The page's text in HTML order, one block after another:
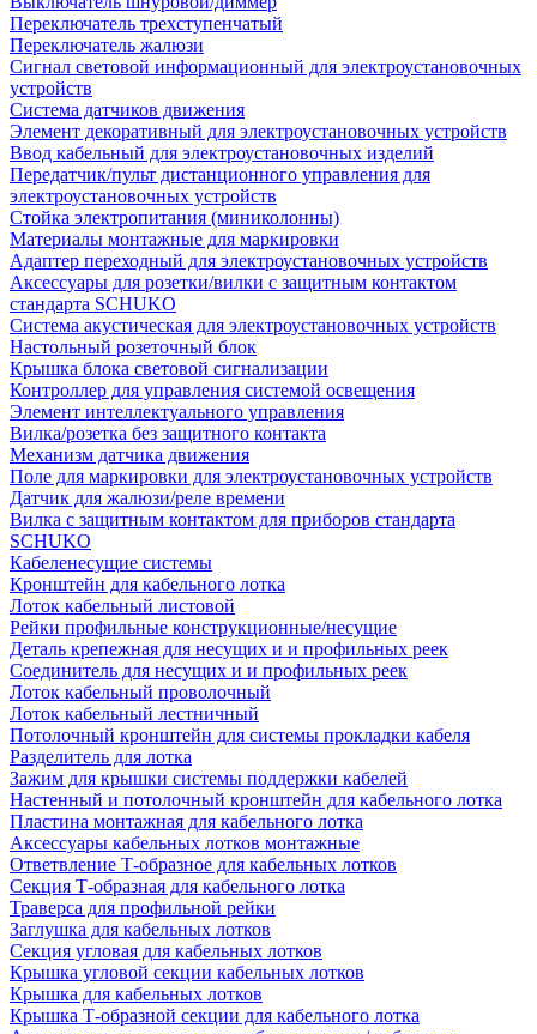
Переключатель трехступенчатый
Переключатель жалюзи
Сигнал световой информационный для электроустановочных
устройств
Система датчиков движения
Элемент декоративный для электроустановочных устройств
Ввод кабельный для электроустановочных изделий
Передатчик/пульт дистанционного управления для
электроустановочных устройств
Стойка электропитания (миниколонны)
Материалы монтажные для маркировки
Адаптер переходный для электроустановочных устройств
Аксессуары для розетки/вилки с защитным контактом
стандарта SCHUKO
Система акустическая для электроустановочных устройств
Настольный розеточный блок
Крышка блока световой сигнализации
Контроллер для управления системой освещения
Элемент интеллектуального управления
Вилка/розетка без защитного контакта
Механизм датчика движения
Поле для маркировки для электроустановочных устройств
Датчик для жалюзи/реле времени
Вилка с защитным контактом для приборов стандарта
SCHUKO
Кабеленесущие системы
Кронштейн для кабельного лотка
Лоток кабельный листовой
Рейки профильные конструкционные/несущие
Деталь крепежная для несущих и и профильных реек
Соединитель для несущих и и профильных реек
Лоток кабельный проволочный
Лоток кабельный лестничный
Потолочный кронштейн для системы прокладки кабеля
Разделитель для лотка
Зажим для крышки системы поддержки кабелей
Настенный и потолочный кронштейн для кабельного лотка
Пластина монтажная для кабельного лотка
Аксессуары кабельных лотков монтажные
Ответвление Т-образное для кабельных лотков
Секция Т-образная для кабельного лотка
Траверса для профильной рейки
Заглушка для кабельных лотков
Секция угловая для кабельных лотков
Крышка угловой секции кабельных лотков
Крышка для кабельных лотков
Крышка Т-образной секции для кабельного лотка